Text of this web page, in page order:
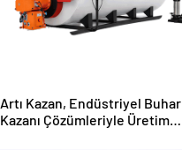
Artı Kazan, Endüstriyel Buhar
Kazanı Çözümleriyle Üretim